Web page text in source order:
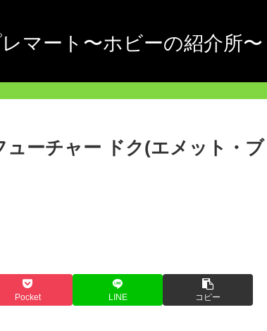
マート〜ホビーの紹介所〜
ーチャー ドク(エメット・ブ
Pocket LINE コピー